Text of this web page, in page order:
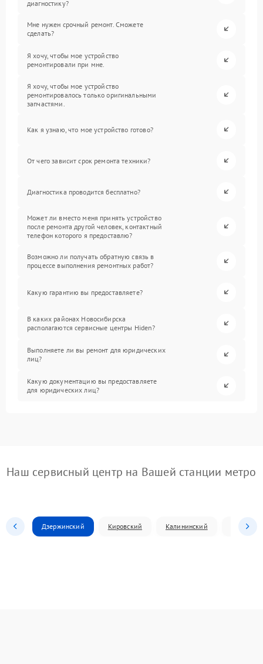
диагностику?
Мне нужен срочный ремонт. Сможете
сделать?
Я хочу, чтобы мое устройство
ремонтировали при мне.
Я хочу, чтобы мое устройство
ремонтировалось только оригинальными
запчастями.
Как я узнаю, что мое устройство готово?
От чего зависит срок ремонта техники?
Диагностика проводится бесплатно?
Может ли вместо меня принять устройство
после ремонта другой человек, контактный
телефон которого я предоставлю?
Возможно ли получать обратную связь в
процессе выполнения ремонтных работ?
Какую гарантию вы предоставляете?
В каких районах Новосибирска
располагаются сервисные центры Hiden?
Выполняете ли вы ремонт для юридических
лиц?
Какую документацию вы предоставляете
для юридических лиц?
Наш сервисный центр на Вашей станции метро
Дзержинский Кировский Калининский